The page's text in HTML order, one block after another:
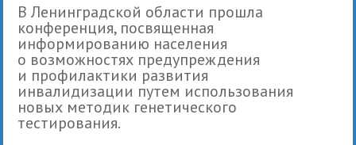
В Ленинградской области прошла
конференция, посвященная
информированию населения
о возможностях предупреждения
и профилактики развития
инвалидизации путем использования
новых методик генетического
тестирования.